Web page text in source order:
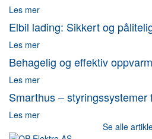
Les mer
Elbil lading: Sikkert og
Les mer
Behagelig og effektiv
Les mer
Smarthus – styringssystemer
Les mer
Se alle